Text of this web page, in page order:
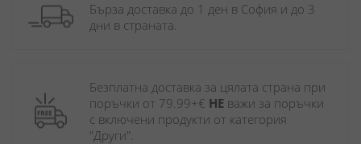
Бърза доставка до 1 ден в София и до 3
дни в страната.
Безплатна доставка за цялата страна при
поръчки от 79.99+€ НЕ важи за поръчки
с включени продукти от категория
"Други".